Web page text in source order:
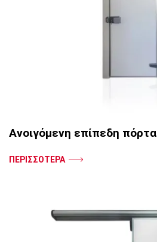
Ανοιγόμενη επίπεδη πόρτα
ΠΕΡΙΣΣΟΤΕΡΑ